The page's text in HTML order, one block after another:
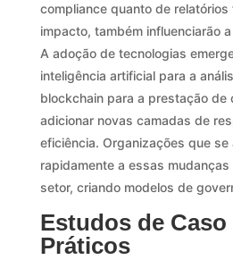
compliance quanto de relatórios
impacto, também influenciarão
A adoção de tecnologias
inteligência artificial para a
blockchain para a prestação de
adicionar novas camadas de
eficiência. Organizações que se
rapidamente a essas
setor, criando modelos de
Estudos de
Práticos